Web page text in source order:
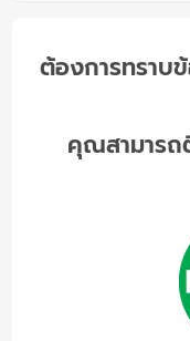
ต้องการทราบ
คุณสามารถ